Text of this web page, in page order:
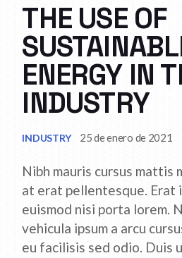
THE USE OF
ENERGY IN
INDUSTRY
INDUSTRY 25 de enero de 2021
Nibh mauris cursus mattis
at erat pellentesque. Erat
euismod nisi porta lorem.
vehicula ipsum a arcu
eu facilisis sed odio. Duis